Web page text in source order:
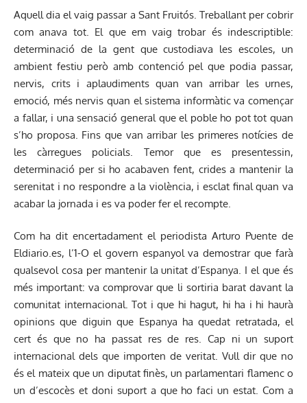
Aquell dia el vaig passar a Sant Fruitós. Treballant per cobrir
com anava tot. El que em vaig trobar és indescriptible:
determinació de la gent que custodiava les escoles, un
ambient festiu però amb contenció pel que podia passar,
nervis, crits i aplaudiments quan van arribar les urnes,
emoció, més nervis quan el sistema informàtic va començar
a fallar, i una sensació general que el poble ho pot tot quan
s’ho proposa. Fins que van arribar les primeres notícies de
les càrregues policials. Temor que es presentessin,
determinació per si ho acabaven fent, crides a mantenir la
serenitat i no respondre a la violència, i esclat final quan va
acabar la jornada i es va poder fer el recompte.
Com ha dit encertadament el periodista Arturo Puente de
Eldiario.es, l’1-O el govern espanyol va demostrar que farà
qualsevol cosa per mantenir la unitat d’Espanya. I el que és
més important: va comprovar que li sortiria barat davant la
comunitat internacional. Tot i que hi hagut, hi ha i hi haurà
opinions que diguin que Espanya ha quedat retratada, el
cert és que no ha passat res de res. Cap ni un suport
internacional dels que importen de veritat. Vull dir que no
és el mateix que un diputat finès, un parlamentari flamenc o
un d’escocès et doni suport a que ho faci un estat. Com a